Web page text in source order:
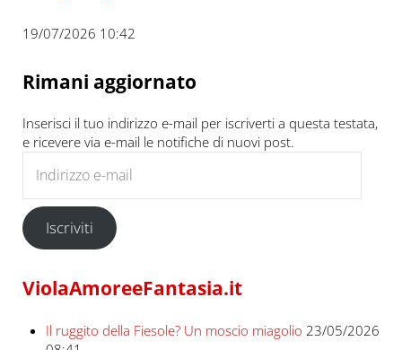
19/07/2026 10:42
Rimani aggiornato
Inserisci il tuo indirizzo e-mail per iscriverti a questa testata,
e ricevere via e-mail le notifiche di nuovi post.
Iscriviti
ViolaAmoreeFantasia.it
Il ruggito della Fiesole? Un moscio miagolio 23/05/2026